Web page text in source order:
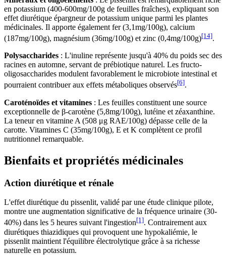
en potassium (400-600mg/100g de feuilles fraîches), expliquant son
effet diurétique épargneur de potassium unique parmi les plantes
médicinales. Il apporte également fer (3,1mg/100g), calcium
(187mg/100g), magnésium (36mg/100g) et zinc (0,4mg/100g)[14].
Polysaccharides : L'inuline représente jusqu'à 40% du poids sec des
racines en automne, servant de prébiotique naturel. Les fructo-
oligosaccharides modulent favorablement le microbiote intestinal et
pourraient contribuer aux effets métaboliques observés[6].
Caroténoïdes et vitamines : Les feuilles constituent une source
exceptionnelle de β-carotène (5,8mg/100g), lutéine et zéaxanthine.
La teneur en vitamine A (508 μg RAE/100g) dépasse celle de la
carotte. Vitamines C (35mg/100g), E et K complètent ce profil
nutritionnel remarquable.
Bienfaits et propriétés médicinales
Action diurétique et rénale
L'effet diurétique du pissenlit, validé par une étude clinique pilote,
montre une augmentation significative de la fréquence urinaire (30-
40%) dans les 5 heures suivant l'ingestion[1]. Contrairement aux
diurétiques thiazidiques qui provoquent une hypokaliémie, le
pissenlit maintient l'équilibre électrolytique grâce à sa richesse
naturelle en potassium.